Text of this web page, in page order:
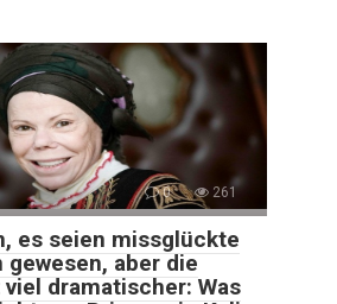
0 261
es seien missglückte
gewesen, aber die
dramatischer: Was